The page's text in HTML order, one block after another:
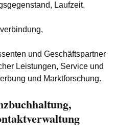
Laufzeit,
und Geschäftspartner
Leistungen, Service und
und Marktforschung.